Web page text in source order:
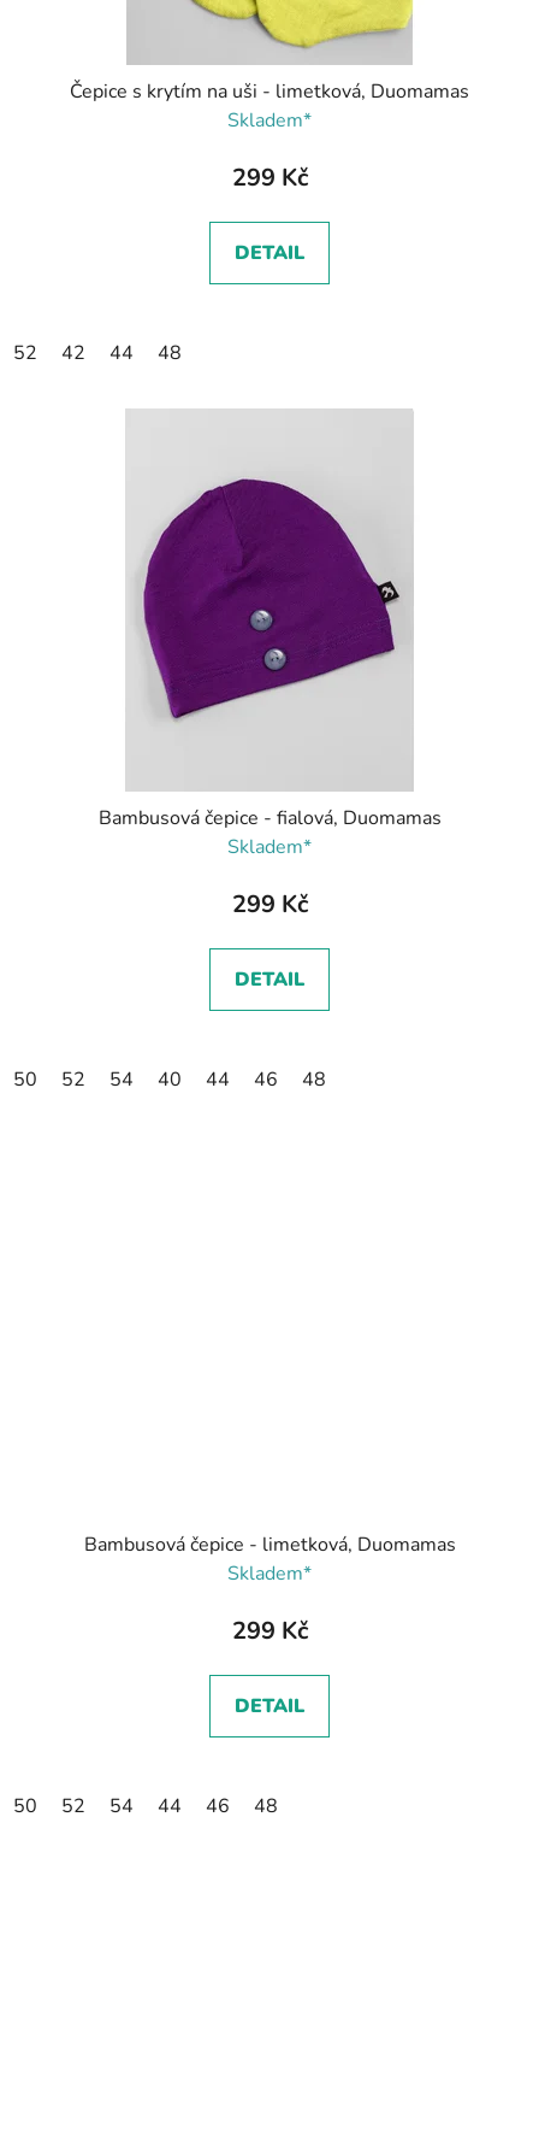
Čepice s krytím na uši - limetková, Duomamas
Skladem*
299 Kč
DETAIL
52 42 44 48
Bambusová čepice - fialová, Duomamas
Skladem*
299 Kč
DETAIL
50 52 54 40 44 46 48
Bambusová čepice - limetková, Duomamas
Skladem*
299 Kč
DETAIL
50 52 54 44 46 48